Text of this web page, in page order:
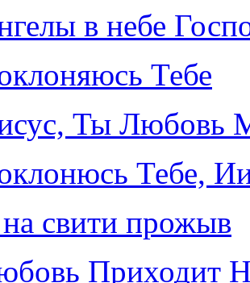
в небе
Тебе
Ты Любовь
Тебе,
свити прожыв
Приходит